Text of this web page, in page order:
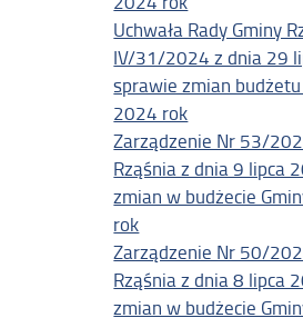
Uchwała Rady Gminy
IV/31/2024 z dnia 29
sprawie zmian
2024 rok
Zarządzenie Nr 53/
Rząśnia z dnia 9 lipca
zmian w budżecie
rok
Zarządzenie Nr 50/
Rząśnia z dnia 8 lipca
zmian w budżecie